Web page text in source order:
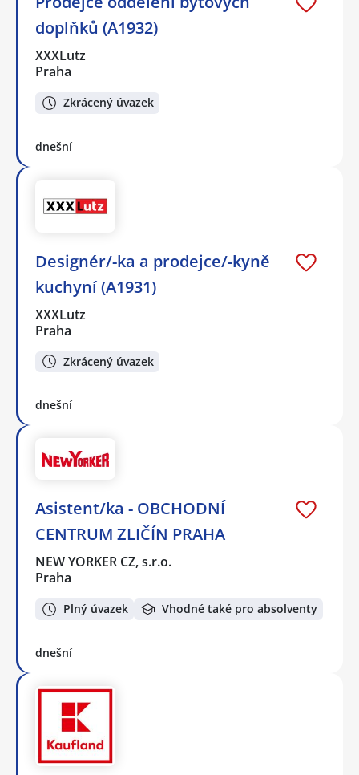
doplňků (A1932)
XXXLutz
Praha
Zkrácený úvazek
dnešní
Designér/-ka a prodejce/-kyně
kuchyní (A1931)
XXXLutz
Praha
Zkrácený úvazek
dnešní
Asistent/ka - OBCHODNÍ
CENTRUM ZLIČÍN PRAHA
NEW YORKER CZ, s.r.o.
Praha
Plný úvazek Vhodné také pro absolventy
dnešní